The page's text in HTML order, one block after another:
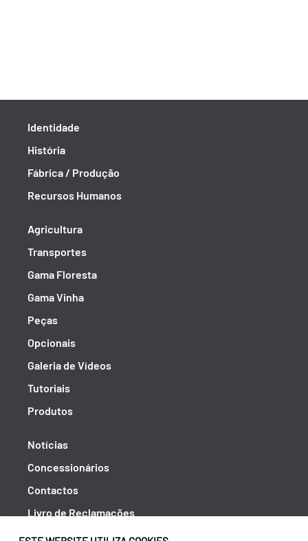
Identidade
História
Fábrica / Produção
Recursos Humanos
Agricultura
Transportes
Gama Floresta
Gama Vinha
Peças
Opcionais
Galeria de Vídeos
Tutoriais
Produtos
Notícias
Concessionários
Contactos
Livro de Reclamações
Política de Privacidade